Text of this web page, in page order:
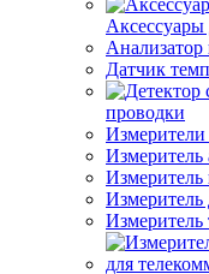
Анализатор
Датчик
проводки
Измерители
Измеритель
Измеритель
Измеритель
Измеритель